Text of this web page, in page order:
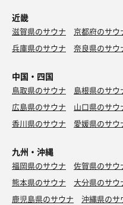
近畿
滋賀県のサウナ 京都府のサウ
兵庫県のサウナ
奈良県のサウ
中国・四国
鳥取県のサウナ 島根県のサウ
広島県のサウナ
山口県のサウ
香川県のサウナ
愛媛県のサウ
九州・沖縄
福岡県のサウナ 佐賀県のサウ
熊本県のサウナ
大分県のサウ
鹿児島県のサウナ
沖縄県のサ